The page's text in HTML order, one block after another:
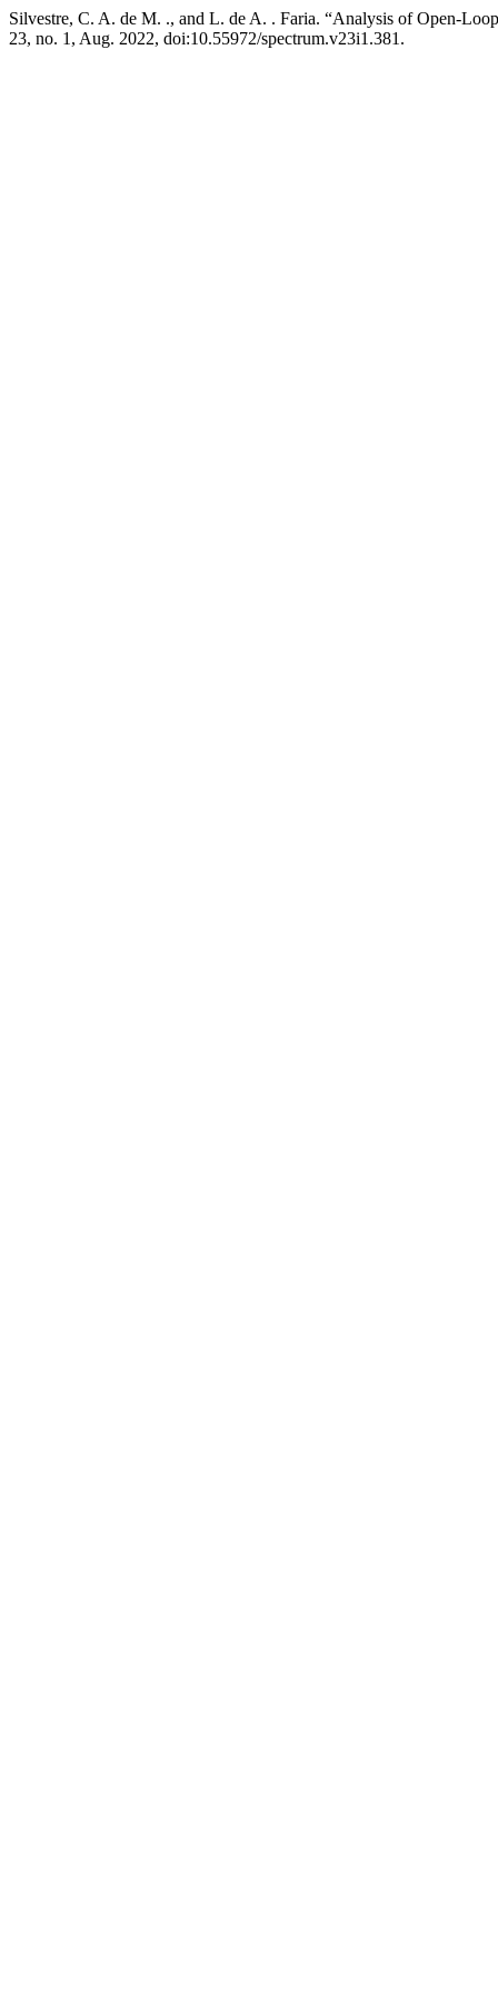
Silvestre, C. A. de M. ., and L. de A. . Faria. “Analysis of Open-
23, no. 1, Aug. 2022, doi:10.55972/spectrum.v23i1.381.